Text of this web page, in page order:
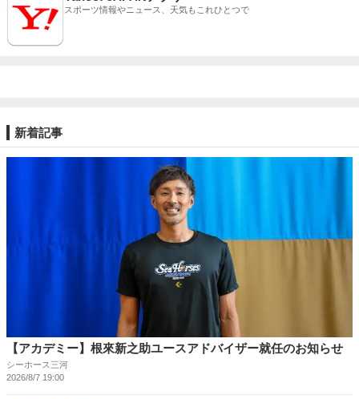
スポーツ情報やニュース、天気もこれひとつで
新着記事
【アカデミー】根來新之助ユースアドバイザー就任のお知らせ
シーホース三河
2026/8/7 19:00